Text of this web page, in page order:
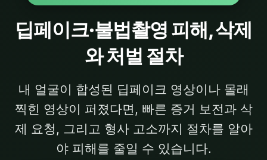
딥페이크·불법촬영 피해, 삭제
와 처벌 절차
내 얼굴이 합성된 딥페이크 영상이나 몰래
찍힌 영상이 퍼졌다면, 빠른 증거 보전과 삭
제 요청, 그리고 형사 고소까지 절차를 알아
야 피해를 줄일 수 있습니다.